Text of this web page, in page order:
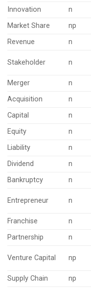
Innovation n
Market Share
np
Revenue
n
Stakeholder n
Merger n
Acquisition
n
Capital
n
Equity
n
Liability
n
Dividend
n
Bankruptcy
n
Entrepreneur n
Franchise n
Partnership
n
Venture Capital np
Supply Chain
np